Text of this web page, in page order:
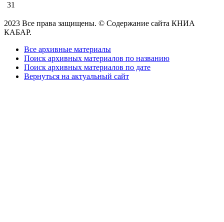
31
2023 Все права защищены. © Содержание сайта КНИА
КАБАР.
Все архивные материалы
Поиск архивных материалов по названию
Поиск архивных материалов по дате
Вернуться на актуальный сайт